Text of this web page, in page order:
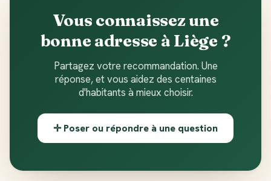
Vous connaissez une
bonne adresse à Liège ?
Partagez votre recommandation. Une
réponse, et vous aidez des centaines
d'habitants à mieux choisir.
✛ Poser ou répondre à une question